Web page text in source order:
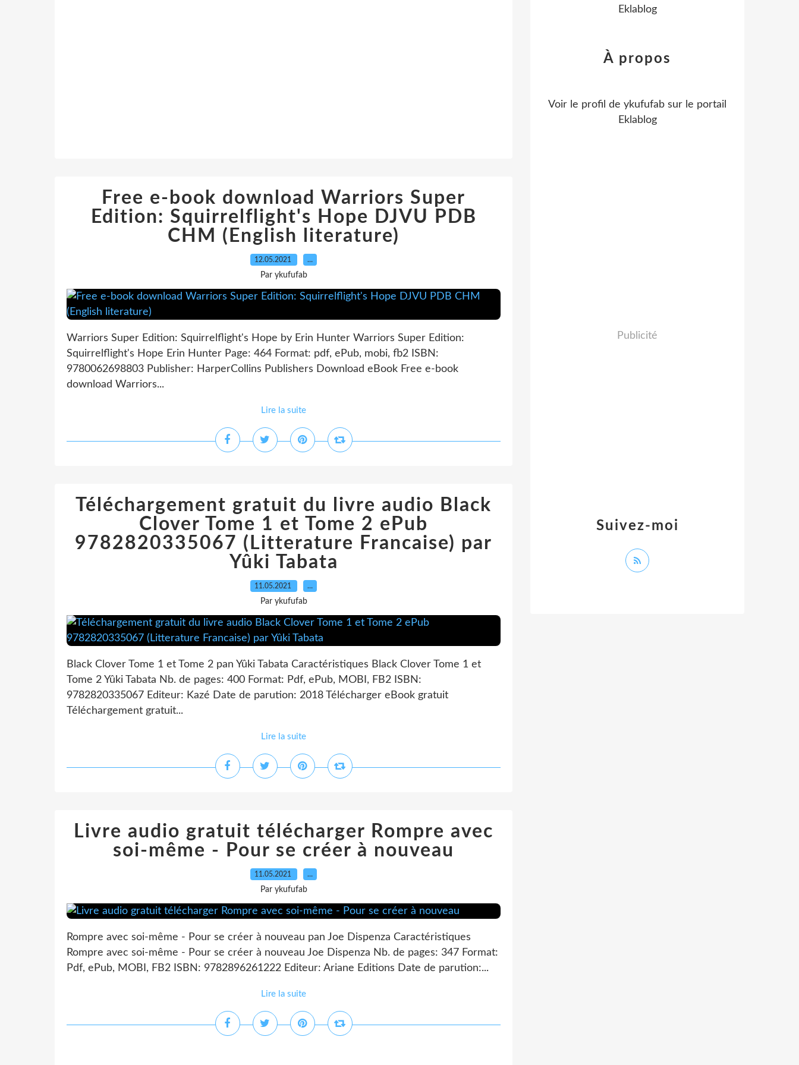
Free e-book download Warriors Super
Edition: Squirrelflight's Hope DJVU PDB
CHM (English literature)
12.05.2021 …
Par ykufufab
Warriors Super Edition: Squirrelflight's Hope by Erin Hunter Warriors Super Edition:
Squirrelflight's Hope Erin Hunter Page: 464 Format: pdf, ePub, mobi, fb2 ISBN:
9780062698803 Publisher: HarperCollins Publishers Download eBook Free e-book
download Warriors...
Lire la suite
Téléchargement gratuit du livre audio Black
Clover Tome 1 et Tome 2 ePub
9782820335067 (Litterature Francaise) par
Yûki Tabata
11.05.2021 …
Par ykufufab
Black Clover Tome 1 et Tome 2 pan Yûki Tabata Caractéristiques Black Clover Tome 1 et
Tome 2 Yûki Tabata Nb. de pages: 400 Format: Pdf, ePub, MOBI, FB2 ISBN:
9782820335067 Editeur: Kazé Date de parution: 2018 Télécharger eBook gratuit
Téléchargement gratuit...
Lire la suite
Livre audio gratuit télécharger Rompre avec
soi-même - Pour se créer à nouveau
11.05.2021 …
Par ykufufab
Rompre avec soi-même - Pour se créer à nouveau pan Joe Dispenza Caractéristiques
Rompre avec soi-même - Pour se créer à nouveau Joe Dispenza Nb. de pages: 347 Format:
Pdf, ePub, MOBI, FB2 ISBN: 9782896261222 Editeur: Ariane Editions Date de parution:...
Lire la suite
Eklablog
Suivez-moi
À propos
Voir le profil de ykufufab sur le portail
Eklablog
Publicité